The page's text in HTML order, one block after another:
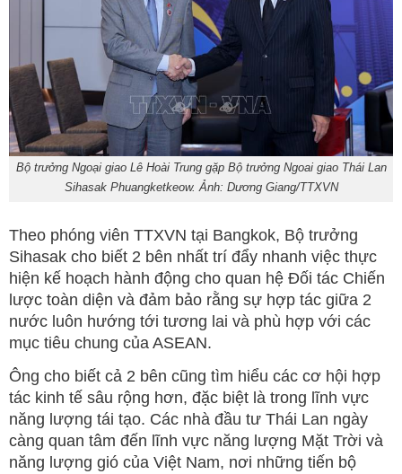
Bộ trưởng Ngoại giao Lê Hoài Trung gặp Bộ trưởng Ngoai giao Thái Lan
Sihasak Phuangketkeow. Ảnh: Dương Giang/TTXVN
Theo phóng viên TTXVN tại Bangkok, Bộ trưởng
Sihasak cho biết 2 bên nhất trí đẩy nhanh việc thực
hiện kế hoạch hành động cho quan hệ Đối tác Chiến
lược toàn diện và đảm bảo rằng sự hợp tác giữa 2
nước luôn hướng tới tương lai và phù hợp với các
mục tiêu chung của ASEAN.
Ông cho biết cả 2 bên cũng tìm hiểu các cơ hội hợp
tác kinh tế sâu rộng hơn, đặc biệt là trong lĩnh vực
năng lượng tái tạo. Các nhà đầu tư Thái Lan ngày
càng quan tâm đến lĩnh vực năng lượng Mặt Trời và
năng lượng gió của Việt Nam, nơi những tiến bộ